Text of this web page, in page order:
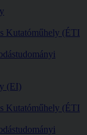
Kutatóműhely (ÉTI
(EI)
Kutatóműhely (ÉTI